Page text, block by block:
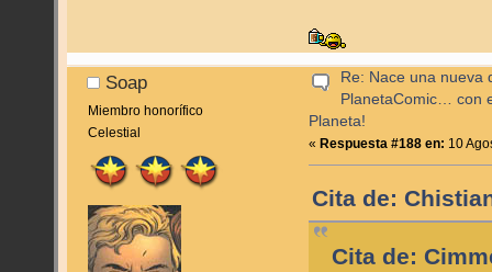
Soap
Miembro honorífico
Celestial
Re: Nace una nueva
PlanetaComic… con
Planeta!
« Respuesta #188 en: 10
Cita de:
Cita de: